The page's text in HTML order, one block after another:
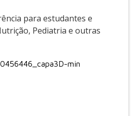
para estudantes e
Pediatria e outras